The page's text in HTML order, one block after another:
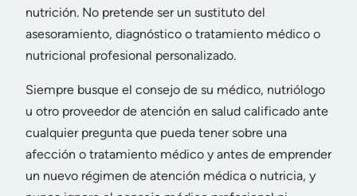
nutrición. No pretende ser un sustituto del
asesoramiento, diagnóstico o tratamiento médico o
nutricional profesional personalizado.
Siempre busque el consejo de su médico, nutriólogo
u otro proveedor de atención en salud calificado ante
cualquier pregunta que pueda tener sobre una
afección o tratamiento médico y antes de emprender
un nuevo régimen de atención médica o nutricia, y